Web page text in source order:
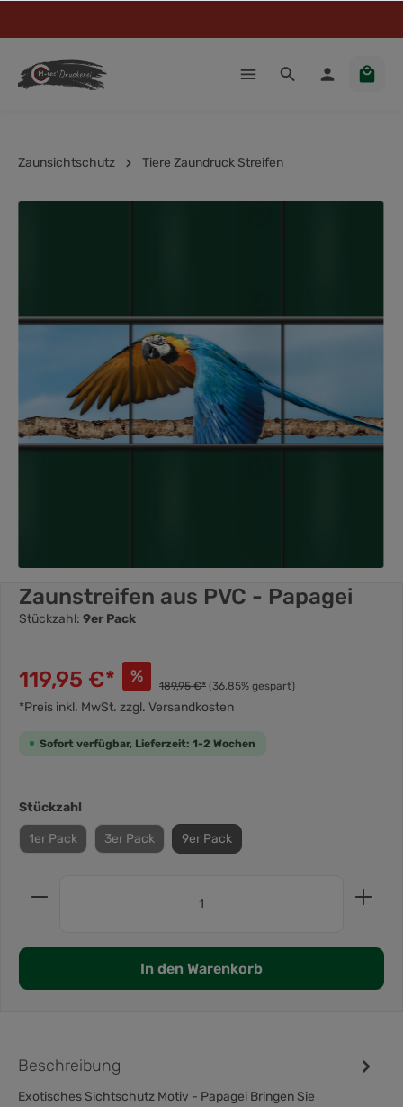
Zaunsichtschutz Tiere Zaundruck Streifen
Zaunstreifen aus PVC - Papagei
Stückzahl: 9er Pack
119,95 €* % 189,95 €* (36.85% gespart)
*Preis inkl. MwSt. zzgl. Versandkosten
Sofort verfügbar, Lieferzeit: 1-2 Wochen
Stückzahl
1er Pack 3er Pack 9er Pack
In den Warenkorb
Beschreibung
Exotisches Sichtschutz Motiv - Papagei Bringen Sie